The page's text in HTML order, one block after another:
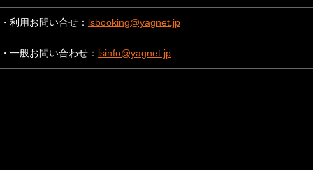
・利用お問い合せ： lsbooking@yagnet.jp
・一般お問い合わせ： lsinfo@yagnet.jp